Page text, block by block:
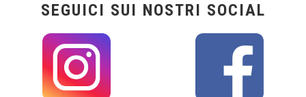
SEGUICI SUI NOSTRI SOCIAL